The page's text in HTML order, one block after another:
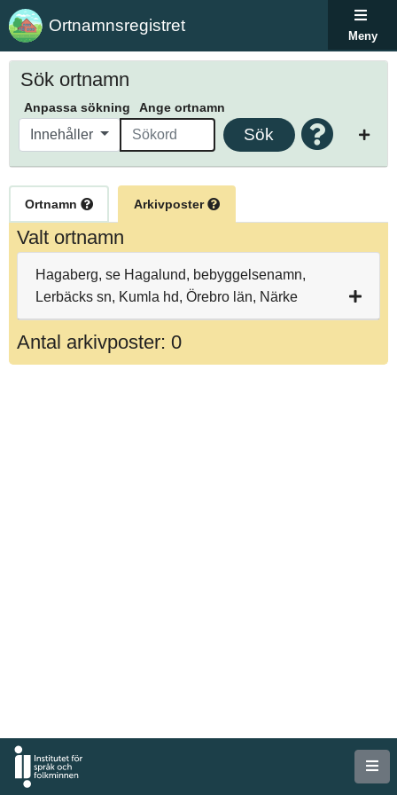
Ortnamnsregistret
Meny
Sök ortnamn
Anpassa sökning Ange ortnamn
Innehåller Sök
Ortnamn Arkivposter
Valt ortnamn
Hagaberg, se Hagalund, bebyggelsenamn,
Lerbäcks sn, Kumla hd, Örebro län, Närke
Antal arkivposter: 0